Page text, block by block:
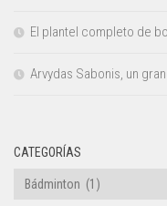
El plantel completo de
Arvydas Sabonis, un
CATEGORÍAS
Categorías